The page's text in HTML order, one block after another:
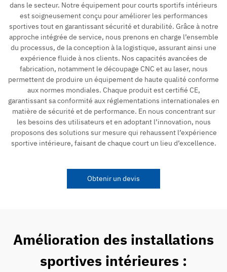
dans le secteur. Notre équipement pour courts sportifs intérieurs
est soigneusement conçu pour améliorer les performances
sportives tout en garantissant sécurité et durabilité. Grâce à notre
approche intégrée de service, nous prenons en charge l’ensemble
du processus, de la conception à la logistique, assurant ainsi une
expérience fluide à nos clients. Nos capacités avancées de
fabrication, notamment le découpage CNC et au laser, nous
permettent de produire un équipement de haute qualité conforme
aux normes mondiales. Chaque produit est certifié CE,
garantissant sa conformité aux réglementations internationales en
matière de sécurité et de performance. En nous concentrant sur
les besoins des utilisateurs et en adoptant l’innovation, nous
proposons des solutions sur mesure qui rehaussent l’expérience
sportive intérieure, faisant de chaque court un lieu d’excellence.
Obtenir un devis
Amélioration des installations
sportives intérieures :